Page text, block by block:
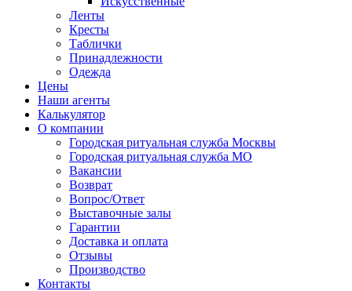
Ленты
Кресты
Таблички
Принадлежности
Одежда
Цены
Наши агенты
Калькулятор
О компании
Городская ритуальная служба Москвы
Городская ритуальная служба МО
Вакансии
Возврат
Вопрос/Ответ
Выставочные залы
Гарантии
Доставка и оплата
Отзывы
Производство
Контакты